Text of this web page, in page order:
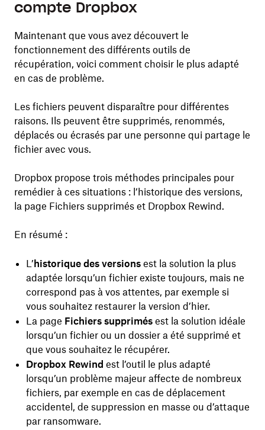
compte Dropbox
Maintenant que vous avez découvert le
fonctionnement des différents outils de
récupération, voici comment choisir le plus adapté
en cas de problème.
Les fichiers peuvent disparaître pour différentes
raisons. Ils peuvent être supprimés, renommés,
déplacés ou écrasés par une personne qui partage le
fichier avec vous.
Dropbox propose trois méthodes principales pour
remédier à ces situations : l’historique des versions,
la page Fichiers supprimés et Dropbox Rewind.
En résumé :
L’historique des versionsest la solution la plus
adaptée lorsqu’un fichier existe toujours, mais ne
correspond pas à vos attentes, par exemple si
vous souhaitez restaurer la version d’hier.
La page Fichiers supprimésest la solution idéale
lorsqu’un fichier ou un dossier a été supprimé et
que vous souhaitez le récupérer.
Dropbox Rewind est l’outil le plus adapté
lorsqu’un problème majeur affecte de nombreux
fichiers, par exemple en cas de déplacement
accidentel, de suppression en masse ou d’attaque
par ransomware.